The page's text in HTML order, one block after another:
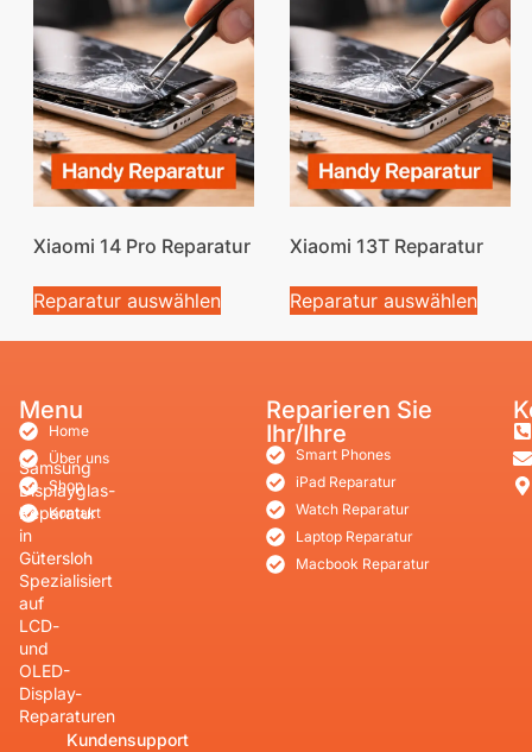
Xiaomi 14 Pro Reparatur
Reparatur auswählen
Xiaomi 13T Reparatur
Reparatur auswählen
Samsung
Displayglas-
Reparatur
in
Gütersloh
Spezialisiert
auf
LCD-
und
OLED-
Display-
Reparaturen
Kundensupport
Menu
Home
Über uns
Shop
Kontakt
Reparieren Sie
Ihr/Ihre
Smart Phones
iPad Reparatur
Watch Reparatur
Laptop Reparatur
Macbook Reparatur